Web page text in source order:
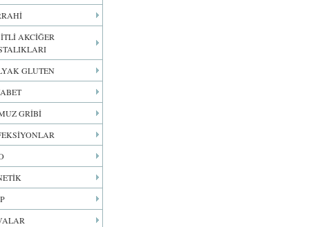
AKCİĞER
GLUTEN
GRİBİ